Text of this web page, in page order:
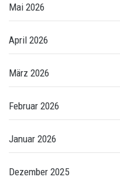
Mai 2026
April 2026
März 2026
Februar 2026
Januar 2026
Dezember 2025